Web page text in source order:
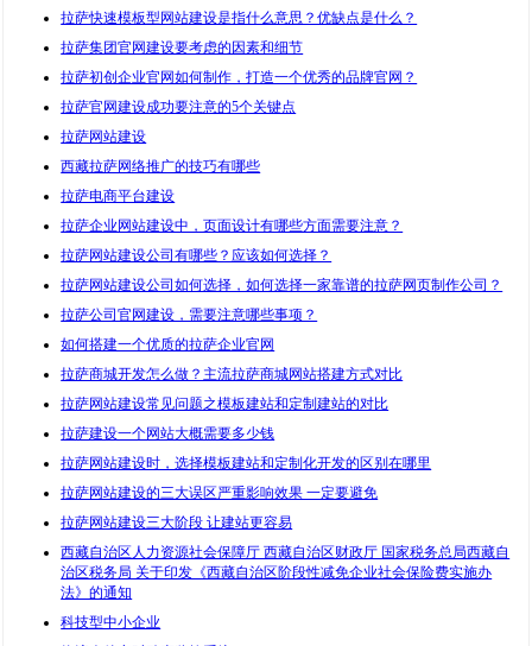
拉萨快速模板型网站建设是指什么意思？优缺点是什么？
拉萨集团官网建设要考虑的因素和细节
拉萨初创企业官网如何制作，打造一个优秀的品牌官网？
拉萨官网建设成功要注意的5个关键点
拉萨网站建设
西藏拉萨网络推广的技巧有哪些
拉萨电商平台建设
拉萨企业网站建设中，页面设计有哪些方面需要注意？
拉萨网站建设公司有哪些？应该如何选择？
拉萨网站建设公司如何选择，如何选择一家靠谱的拉萨网页制作公司？
拉萨公司官网建设，需要注意哪些事项？
如何搭建一个优质的拉萨企业官网
拉萨商城开发怎么做？主流拉萨商城网站搭建方式对比
拉萨网站建设常见问题之模板建站和定制建站的对比
拉萨建设一个网站大概需要多少钱
拉萨网站建设时，选择模板建站和定制化开发的区别在哪里
拉萨网站建设的三大误区严重影响效果 一定要避免
拉萨网站建设三大阶段 让建站更容易
西藏自治区人力资源社会保障厅 西藏自治区财政厅 国家税务总局西藏自
治区税务局 关于印发《西藏自治区阶段性减免企业社会保险费实施办
法》的通知
科技型中小企业